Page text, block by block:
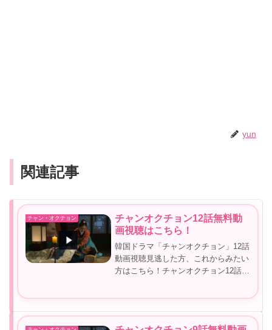
yun
関連記事
チャン・オクチョン
チャンオクチョン12話無料動
画視聴はこちら！
韓国ドラマ「チャンオクチョン」12話
動画視聴見逃した方、これからみたい
方はこちら！チャンオクチョン12話無
ン動画無料はこちらチャンオクチ...